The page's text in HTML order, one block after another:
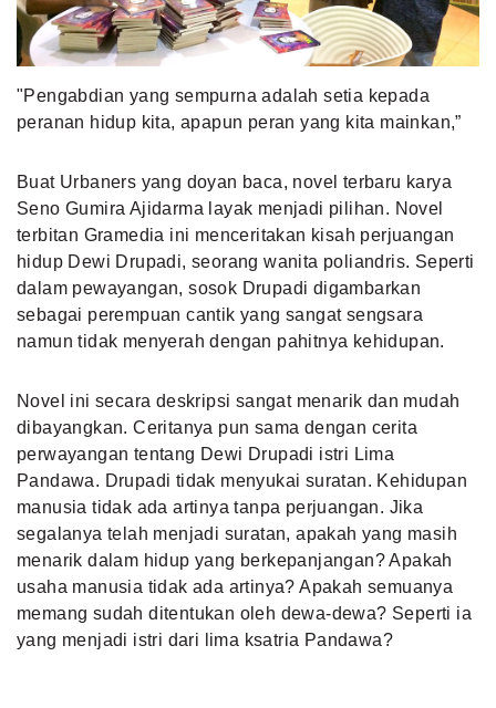
MLDPOINTS
SEARCH
"Pengabdian yang sempurna adalah setia kepada
peranan hidup kita, apapun peran yang kita mainkan,”
Buat Urbaners yang doyan baca, novel terbaru karya
Seno Gumira Ajidarma layak menjadi pilihan. Novel
terbitan Gramedia ini menceritakan kisah perjuangan
hidup Dewi Drupadi, seorang wanita poliandris. Seperti
dalam pewayangan, sosok Drupadi digambarkan
sebagai perempuan cantik yang sangat sengsara
namun tidak menyerah dengan pahitnya kehidupan.
Novel ini secara deskripsi sangat menarik dan mudah
dibayangkan. Ceritanya pun sama dengan cerita
perwayangan tentang Dewi Drupadi istri Lima
Pandawa. Drupadi tidak menyukai suratan. Kehidupan
manusia tidak ada artinya tanpa perjuangan. Jika
segalanya telah menjadi suratan, apakah yang masih
menarik dalam hidup yang berkepanjangan? Apakah
usaha manusia tidak ada artinya? Apakah semuanya
memang sudah ditentukan oleh dewa-dewa? Seperti ia
yang menjadi istri dari lima ksatria Pandawa?